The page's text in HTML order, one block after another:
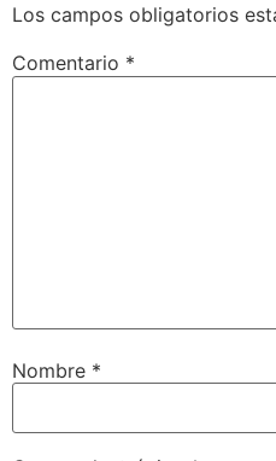
Los campos obligatorios
Comentario *
Nombre *